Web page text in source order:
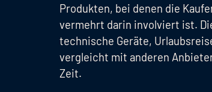
Produkten, bei denen die
vermehrt darin involviert ist.
technische Geräte,
vergleicht mit anderen
Zeit.